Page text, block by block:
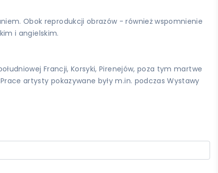
Obok reprodukcji obrazów - również wspomnienie
i angielskim.
Francji, Korsyki, Pirenejów, poza tym martwe
artysty pokazywane były m.in. podczas Wystawy